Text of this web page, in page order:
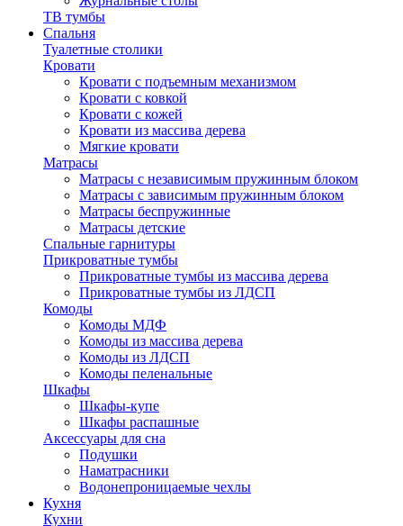
ТВ тумбы
Спальня
Туалетные столики
Кровати
Кровати с подъемным механизмом
Кровати с ковкой
Кровати с кожей
Кровати из массива дерева
Мягкие кровати
Матрасы
Матрасы с независимым пружинным блоком
Матрасы с зависимым пружинным блоком
Матрасы беспружинные
Матрасы детские
Спальные гарнитуры
Прикроватные тумбы
Прикроватные тумбы из массива дерева
Прикроватные тумбы из ЛДСП
Комоды
Комоды МДФ
Комоды из массива дерева
Комоды из ЛДСП
Комоды пеленальные
Шкафы
Шкафы-купе
Шкафы распашные
Аксессуары для сна
Подушки
Наматрасники
Водонепроницаемые чехлы
Кухня
Кухни